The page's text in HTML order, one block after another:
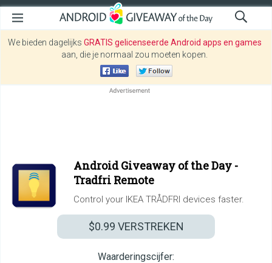
We bieden dagelijks GRATIS gelicenseerde Android apps en games
aan, die je normaal zou moeten kopen.
Android Giveaway of the Day -
Tradfri Remote
Control your IKEA TRÅDFRI devices faster.
$0.99 VERSTREKEN
Waarderingscijfer: